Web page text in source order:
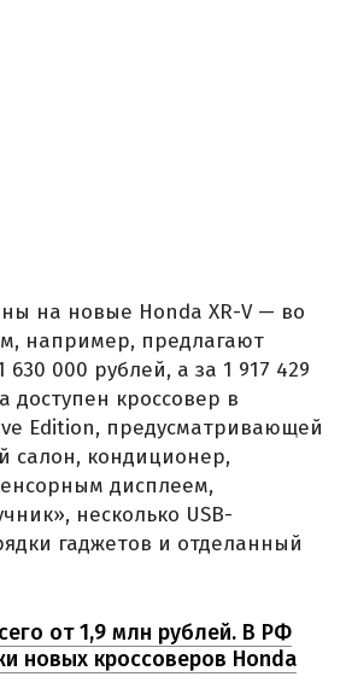
на новые Honda XR-V — во
например, предлагают
630 000 рублей, а за 1 917 429
доступен кроссовер в
Edition, предусматривающей
салон, кондиционер,
дисплеем,
несколько USB-
гаджетов и отделанный
от 1,9 млн рублей. В РФ
новых кроссоверов Honda